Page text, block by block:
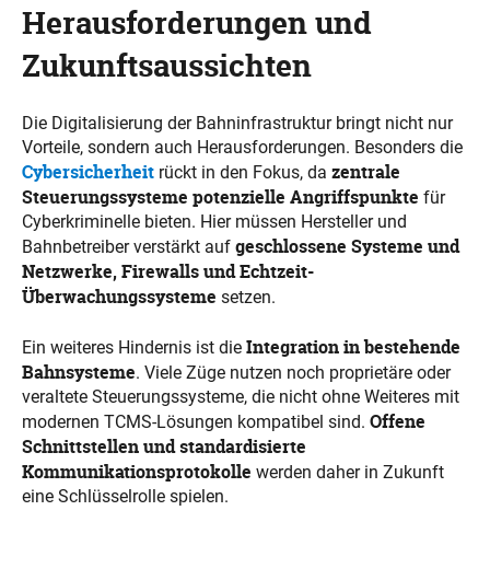
Herausforderungen und
Zukunftsaussichten
Die Digitalisierung der Bahninfrastruktur bringt nicht nur
Vorteile, sondern auch Herausforderungen. Besonders die
Cybersicherheit rückt in den Fokus, da zentrale
Steuerungssysteme potenzielle Angriffspunkte für
Cyberkriminelle bieten. Hier müssen Hersteller und
Bahnbetreiber verstärkt auf geschlossene Systeme und
Netzwerke, Firewalls und Echtzeit-
Überwachungssysteme setzen.
Ein weiteres Hindernis ist die Integration in bestehende
Bahnsysteme. Viele Züge nutzen noch proprietäre oder
veraltete Steuerungssysteme, die nicht ohne Weiteres mit
modernen TCMS-Lösungen kompatibel sind. Offene
Schnittstellen und standardisierte
Kommunikationsprotokolle werden daher in Zukunft
eine Schlüsselrolle spielen.